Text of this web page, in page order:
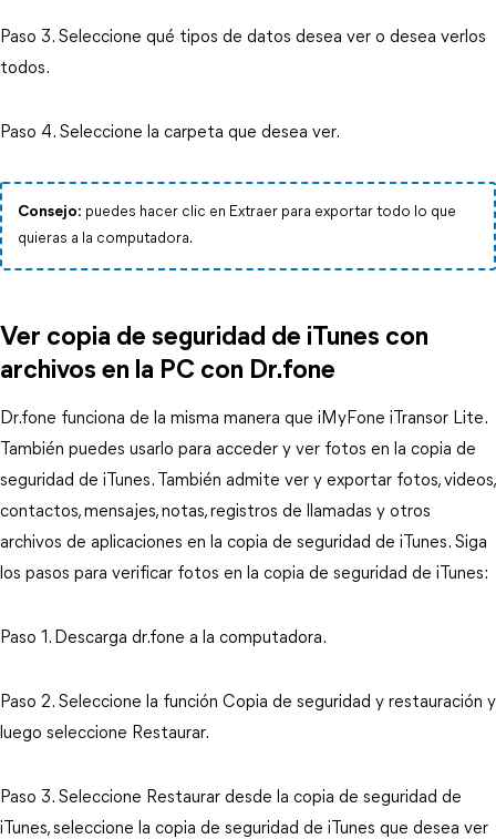
Paso 3. Seleccione qué tipos de datos desea ver o desea verlos
todos.
Paso 4. Seleccione la carpeta que desea ver.
Consejo: puedes hacer clic en Extraer para exportar todo lo que
quieras a la computadora.
Ver copia de seguridad de iTunes con
archivos en la PC con Dr.fone
Dr.fone funciona de la misma manera que iMyFone iTransor Lite.
También puedes usarlo para acceder y ver fotos en la copia de
seguridad de iTunes. También admite ver y exportar fotos, videos,
contactos, mensajes, notas, registros de llamadas y otros
archivos de aplicaciones en la copia de seguridad de iTunes. Siga
los pasos para verificar fotos en la copia de seguridad de iTunes:
Paso 1. Descarga dr.fone a la computadora.
Paso 2. Seleccione la función Copia de seguridad y restauración y
luego seleccione Restaurar.
Paso 3. Seleccione Restaurar desde la copia de seguridad de
iTunes, seleccione la copia de seguridad de iTunes que desea ver